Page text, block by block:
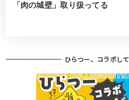
「肉の城壁」取り扱ってる
ひらつー、コラボし